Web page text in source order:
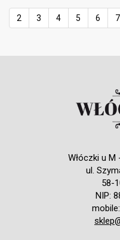
2 3 4 5 6 7
Włóczki u
ul.
58-
NIP:
mobile: